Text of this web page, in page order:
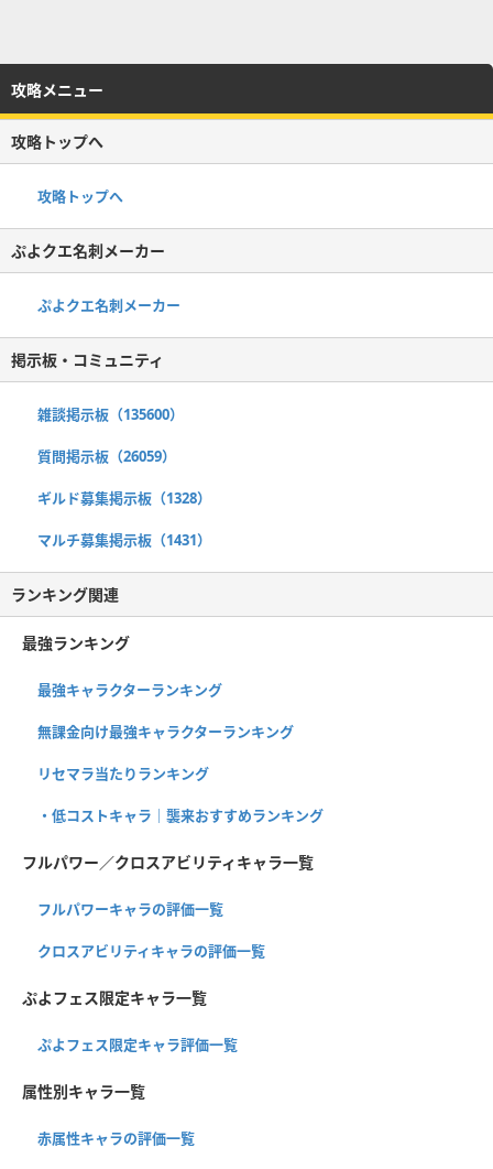
攻略メニュー
攻略トップへ
攻略トップへ
ぷよクエ名刺メーカー
ぷよクエ名刺メーカー
掲示板・コミュニティ
雑談掲示板（135600）
質問掲示板（26059）
ギルド募集掲示板（1328）
マルチ募集掲示板（1431）
ランキング関連
最強ランキング
最強キャラクターランキング
無課金向け最強キャラクターランキング
リセマラ当たりランキング
・低コストキャラ｜襲来おすすめランキング
フルパワー／クロスアビリティキャラ一覧
フルパワーキャラの評価一覧
クロスアビリティキャラの評価一覧
ぷよフェス限定キャラ一覧
ぷよフェス限定キャラ評価一覧
属性別キャラ一覧
赤属性キャラの評価一覧